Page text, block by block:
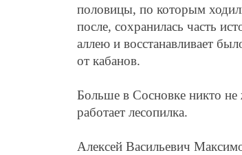
половицы, по которым
после, сохранилась часть
аллею и восстанавливает
от кабанов.
Больше в Сосновке никто
работает лесопилка.
Алексей Васильевич